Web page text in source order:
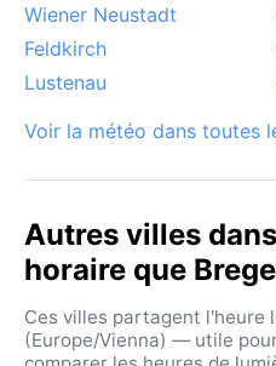
Wiener Neustadt
Feldkirch
Lustenau
Voir la météo dans toutes
Autres villes
horaire que
Ces villes partagent l'heure
(Europe/Vienna) — utile